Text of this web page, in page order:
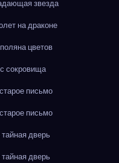
звезда
на драконе
цветов
сокровища
письмо
письмо
дверь
дверь